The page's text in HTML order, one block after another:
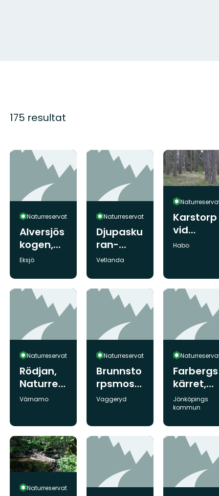
175 resultat
Naturreservat
Alversjös
kogen,
Naturres
Kommun:
Eksjö
Naturreservat
Djupasku
ran-
Lillån,
ervat
Kommun:
Vetlanda
Karstorp
vid
Gagnån
Kommun:
Habo
Naturreservat
Rödjan,
Naturres
ervat
Kommun:
Värnamo
Naturreservat
Brunnsto
rpsmoss
en,
Kommun:
Vaggeryd
Farbergs
kärret,
Naturres
ervat
Kommun:
Jönköpings
kommun
Naturreservat